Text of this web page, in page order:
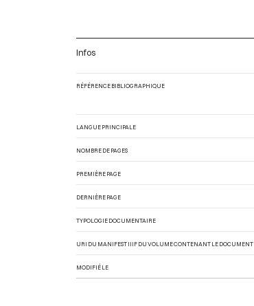
Infos
RÉFÉRENCE BIBLIOGRAPHIQUE
LANGUE PRINCIPALE
NOMBRE DE PAGES
PREMIÈRE PAGE
DERNIÈRE PAGE
TYPOLOGIE DOCUMENTAIRE
URI DU MANIFEST IIIF DU VOLUME CONTENANT LE DOCUMENT
MODIFIÉ LE